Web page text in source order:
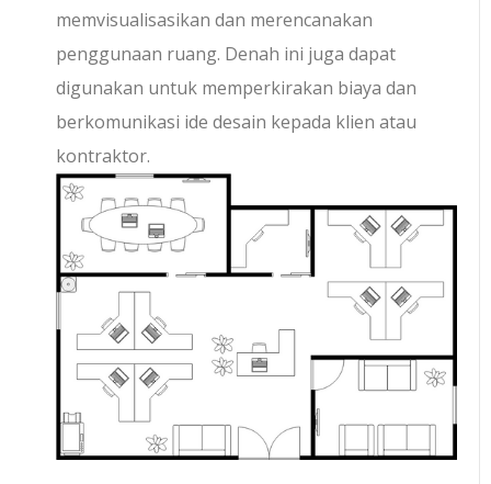
memvisualisasikan dan merencanakan
penggunaan ruang. Denah ini juga dapat
digunakan untuk memperkirakan biaya dan
berkomunikasi ide desain kepada klien atau
kontraktor.